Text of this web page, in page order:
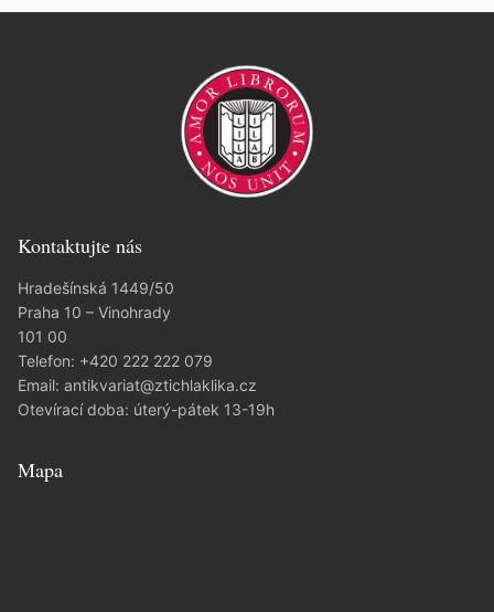
Kontaktujte nás
Hradešínská 1449/50
Praha 10 – Vinohrady
101 00
Telefon: +420 222 222 079
Email: antikvariat@ztichlaklika.cz
Otevírací doba: úterý-pátek 13-19h
Mapa